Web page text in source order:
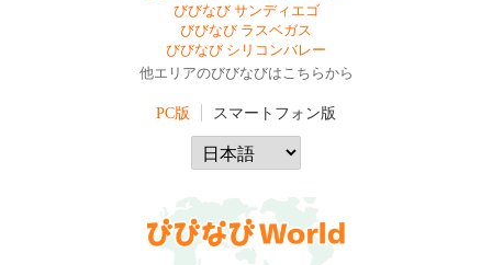
びびなび サンディエゴ
びびなび ラスベガス
びびなび シリコンバレー
他エリアのびびなびはこちらから
PC版 スマートフォン版